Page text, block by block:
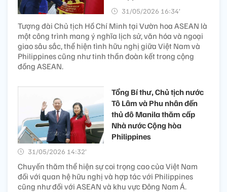
31/05/2026 16:34’
Tượng đài Chủ tịch Hồ Chí Minh tại Vườn hoa ASEAN là
một công trình mang ý nghĩa lịch sử, văn hóa và ngoại
giao sâu sắc, thể hiện tình hữu nghị giữa Việt Nam và
Philippines cũng như tinh thần đoàn kết trong cộng
đồng ASEAN.
Tổng Bí thư, Chủ tịch nước
Tô Lâm và Phu nhân đến
thủ đô Manila thăm cấp
Nhà nước Cộng hòa
Philippines
31/05/2026 14:32’
Chuyến thăm thể hiện sự coi trọng cao của Việt Nam
đối với quan hệ hữu nghị và hợp tác với Philippines
cũng như đối với ASEAN và khu vực Đông Nam Á.